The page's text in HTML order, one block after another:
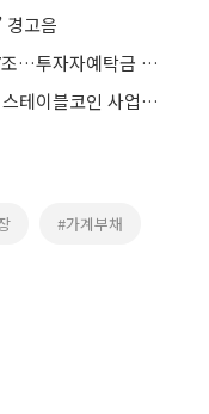
경고음
코스피 8000 돌파에 ‘빚투’ 잔고 첫 37조…투자자예탁금 130조 재돌파
마스터카드, BVNK 18억 달러 인수로 스테이블코인 사업 본격 확장
#가계부채